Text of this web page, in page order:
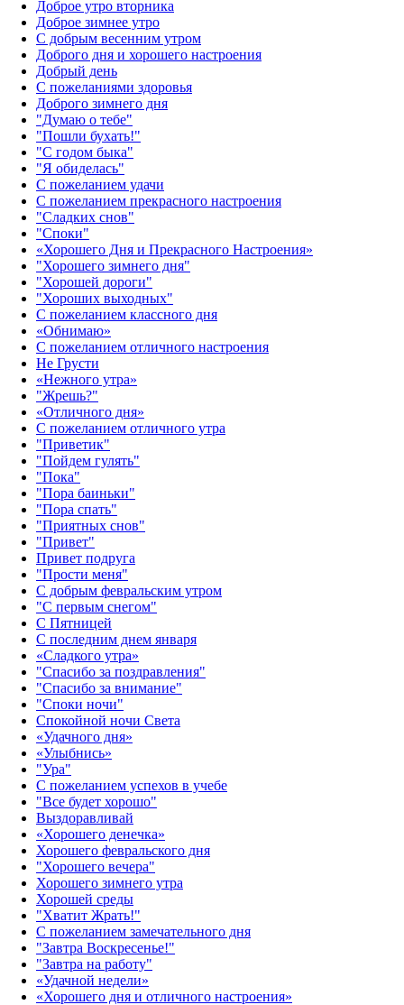
Доброе утро вторника
Доброе зимнее утро
С добрым весенним утром
Доброго дня и хорошего настроения
Добрый день
С пожеланиями здоровья
Доброго зимнего дня
"Думаю о тебе"
"Пошли бухать!"
"С годом быка"
"Я обиделась"
С пожеланием удачи
С пожеланием прекрасного настроения
"Сладких снов"
"Споки"
«Хорошего Дня и Прекрасного Настроения»
"Хорошего зимнего дня"
"Хорошей дороги"
"Хороших выходных"
С пожеланием классного дня
«Обнимаю»
С пожеланием отличного настроения
Не Грусти
«Нежного утра»‎
"Жрешь?"
«Отличного дня»‎
С пожеланием отличного утра
"Приветик"
"Пойдем гулять"
"Пока"
"Пора баиньки"
"Пора спать"
"Приятных снов"
"Привет"
Привет подруга
"Прости меня"
С добрым февральским утром
"С первым снегом"
С Пятницей
С последним днем января
«Сладкого утра»‎
"Спасибо за поздравления"
"Спасибо за внимание"
"Споки ночи"
Спокойной ночи Света
«Удачного дня»‎
«Улыбнись»‎
"Ура"
С пожеланием успехов в учебе
"Все будет хорошо"
Выздоравливай
«‎Хорошего денечка»‎
Хорошего февральского дня
"Хорошего вечера"
Хорошего зимнего утра
Хорошей среды
"Хватит Жрать!"
С пожеланием замечательного дня
"Завтра Воскресенье!"
"Завтра на работу"
«Удачной недели»‎
«Хорошего дня и отличного настроения»‎